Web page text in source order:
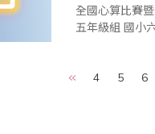
全國心算比賽暨 國際邀請賽 成績公告 幼童組 國小一年級組 國小二年級組 國小三年級組 國小四年級組 國小
4 5 6